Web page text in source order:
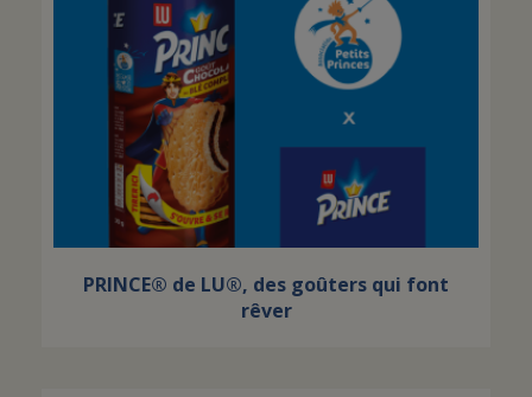
PRINCE® de LU®, des goûters qui font
rêver